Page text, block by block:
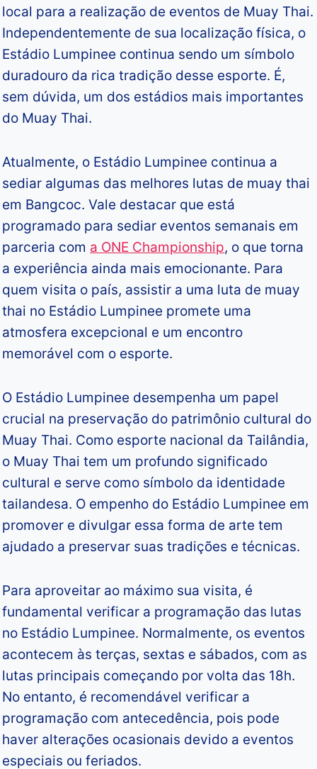
local para a realização de eventos de Muay Thai.
Independentemente de sua localização física, o
Estádio Lumpinee continua sendo um símbolo
duradouro da rica tradição desse esporte. É,
sem dúvida, um dos estádios mais importantes
do Muay Thai.
Atualmente, o Estádio Lumpinee continua a
sediar algumas das melhores lutas de muay thai
em Bangcoc. Vale destacar que está
programado para sediar eventos semanais em
parceria com a ONE Championship, o que torna
a experiência ainda mais emocionante. Para
quem visita o país, assistir a uma luta de muay
thai no Estádio Lumpinee promete uma
atmosfera excepcional e um encontro
memorável com o esporte.
O Estádio Lumpinee desempenha um papel
crucial na preservação do patrimônio cultural do
Muay Thai. Como esporte nacional da Tailândia,
o Muay Thai tem um profundo significado
cultural e serve como símbolo da identidade
tailandesa. O empenho do Estádio Lumpinee em
promover e divulgar essa forma de arte tem
ajudado a preservar suas tradições e técnicas.
Para aproveitar ao máximo sua visita, é
fundamental verificar a programação das lutas
no Estádio Lumpinee. Normalmente, os eventos
acontecem às terças, sextas e sábados, com as
lutas principais começando por volta das 18h.
No entanto, é recomendável verificar a
programação com antecedência, pois pode
haver alterações ocasionais devido a eventos
especiais ou feriados.